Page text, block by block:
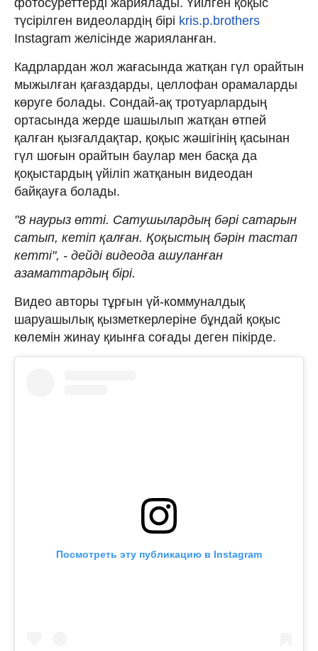
түсірілген видеолардің бірі kris.p.brothers
Instagram желісінде жарияланған.
Кадрлардан жол жағасында жатқан гүл орайтын
мыжылған қағаздарды, целлофан орамаларды
көруге болады. Сондай-ақ тротуарлардың
ортасында жерде шашылып жатқан өтпей
қалған қызғалдақтар, қоқыс жәшігінің қасынан
гүл шоғын орайтын баулар мен басқа да
қоқыстардың үйіліп жатқанын видеодан
байқауға болады.
"8 наурыз өтті. Сатушылардың бәрі сатарын
сатып, кетіп қалған. Қоқыстың бәрін тастап
кетті", - дейді видеода ашуланған
азаматтардың бірі.
Видео авторы тұрғын үй-коммуналдық
шаруашылық қызметкерлеріне бұндай қоқыс
көлемін жинау қиынға соғады деген пікірде.
Посмотреть эту публикацию в Instagram